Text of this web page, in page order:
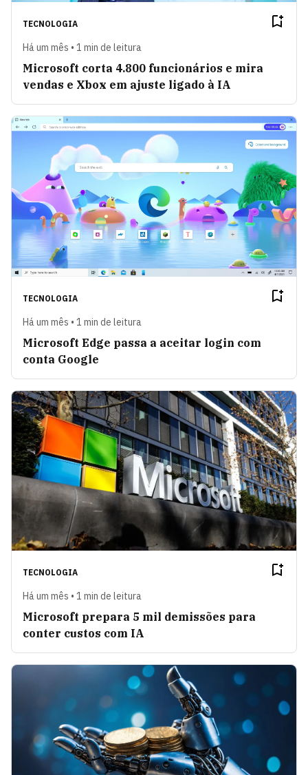
TECNOLOGIA
Há um mês • 1 min de leitura
Microsoft corta 4.800 funcionários e mira
vendas e Xbox em ajuste ligado à IA
TECNOLOGIA
Há um mês • 1 min de leitura
Microsoft Edge passa a aceitar login com
conta Google
TECNOLOGIA
Há um mês • 1 min de leitura
Microsoft prepara 5 mil demissões para
conter custos com IA